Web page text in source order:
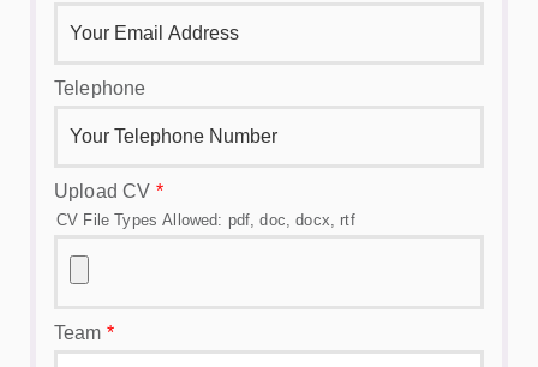
Telephone
Upload CV *
CV File Types Allowed: pdf, doc, docx, rtf
Team *